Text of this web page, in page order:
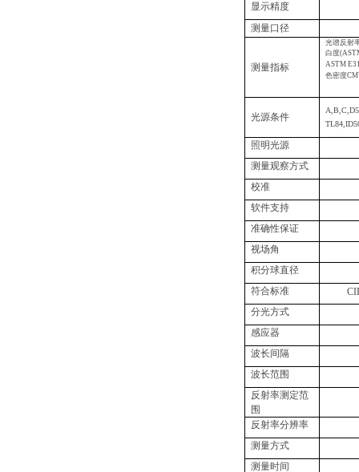
显示精度
测量口径
测量指标
光谱反射
白度
ASTM
色密度
光源条件
照明光源
测量观察方式
校准
软件支持
准确性保证
视场角
积分球直径
符合标准
分光方式
感应器
波长间隔
波长范围
反射率测定范
围
反射率分辨率
测量方式
测量时间